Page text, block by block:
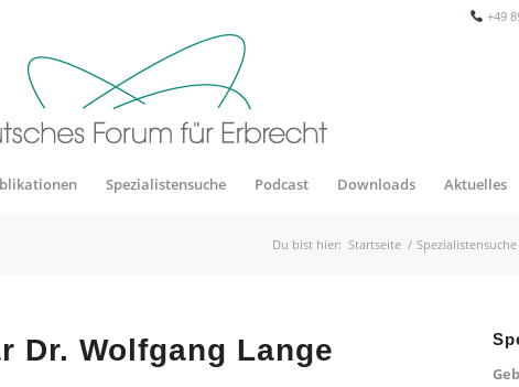
+49
Spezialistensuche Podcast Downloads Aktuelles
Du bist hier: Startseite / Spezialistensuche
Dr. Wolfgang Lange